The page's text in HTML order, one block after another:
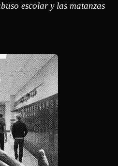
escolar y las matanzas